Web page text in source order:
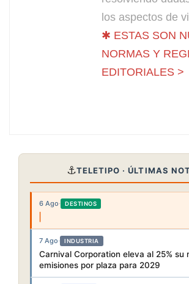
los aspectos de
✱ ESTAS SON
NORMAS Y
EDITORIALES >
⚓TELETIPO · ÚLTIMAS
6 Ago· DESTINOS
7 Ago· INDUSTRIA
Carnival Corporation eleva al 25% su
emisiones por plaza para 2029